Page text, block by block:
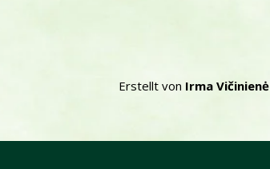
Erstellt von Irma Vičinienė